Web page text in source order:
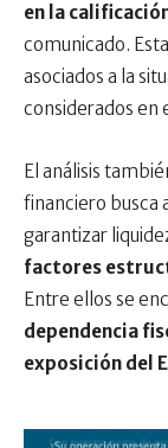
en la
comunicado.
asociados a la
considerados en
El análisis
financiero busca
garantizar
factores
Entre ellos se
dependencia
exposición del